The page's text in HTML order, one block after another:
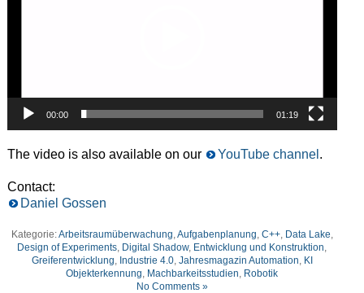
00:00 01:19
The video isalso availableon our YouTube channel .
Contact:
Daniel Gossen
Kategorie:Arbeitsraumüberwachung,Aufgabenplanung, C++, Data Lake,
Design of Experiments, Digital Shadow, Entwicklung und Konstruktion,
Greiferentwicklung, Industrie 4.0, Jahresmagazin Automation, KI
Objekterkennung, Machbarkeitsstudien, Robotik
No Comments »